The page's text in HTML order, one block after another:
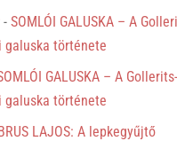
-SOMLÓI GALUSKA – A
galuska története
GALUSKA – A Gollerits-
galuska története
LAJOS: A lepkegyűjtő